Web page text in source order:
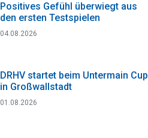
Positives Gefühl überwiegt aus
den ersten Testspielen
04.08.2026
DRHV startet beim Untermain Cup
in Großwallstadt
01.08.2026